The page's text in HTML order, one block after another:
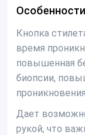
Кнопка
время
повышенная
биопсии,
проникновения
Дает
рукой, что